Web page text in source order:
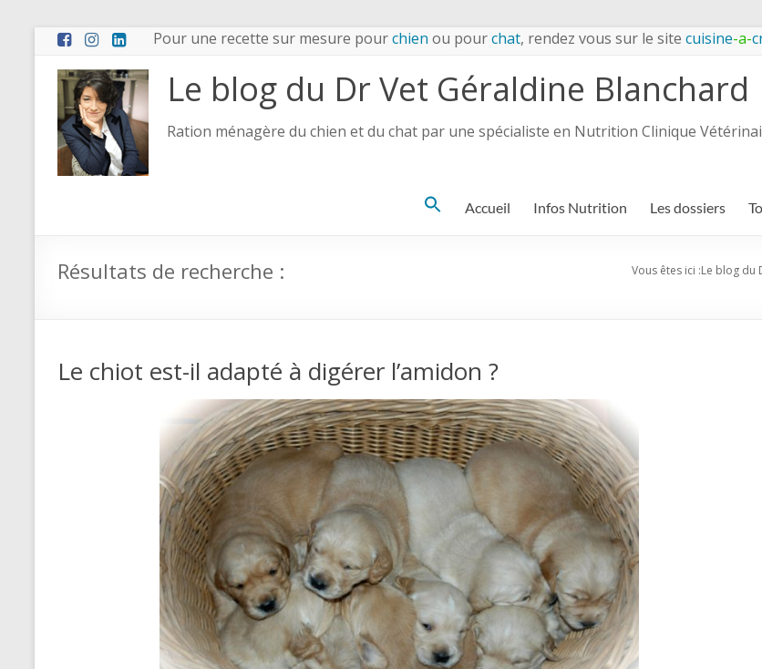
Pour une recette sur mesure pourchien ou pourchat, rendez vous sur le site cuisine-a-
Le blog du Dr Vet Géraldine Blanchard
Ration ménagère du chien et du chat par une spécialiste en Nutrition Clinique
Search Accueil Infos Nutrition Les dossiers
Résultats de recherche : Vous êtes ici :Le blog du
Le chiot est-il adapté à digérer l’amidon ?